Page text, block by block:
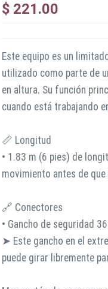
$ 221.00
Este equipo es un
utilizado como parte de
en altura. Su función
cuando está trabajando
📏 Longitud
• 1.83 m (6 pies) de
movimiento antes de
🔗 Conectores
• Gancho de seguridad
➤ Este gancho en el
puede girar libremente